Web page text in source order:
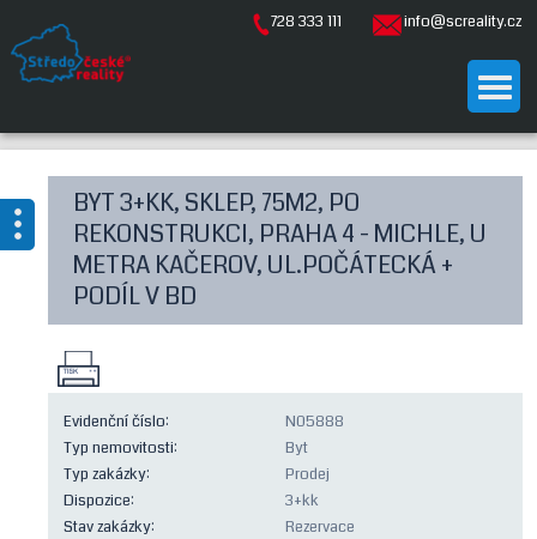
info@screality.cz
728 333 111
ÚVOD
NAŠE SLUŽBY
NABÍDKA
ODHAD
BLOG
NÁŠ TÝM
Kompletní
nabídka
Rodinné
Rekreační
Komerční
BYT 3+KK, SKLEP, 75M2, PO
REKONSTRUKCI, PRAHA 4 - MICHLE, U
METRA KAČEROV, UL.POČÁTECKÁ +
PODÍL V BD
Evidenční číslo:
N05888
Typ nemovitosti:
Byt
Typ zakázky:
Prodej
Dispozice:
3+kk
Stav zakázky:
Rezervace